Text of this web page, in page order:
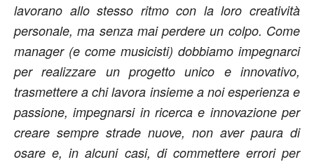
lavorano allo stesso ritmo con la loro creatività
personale, ma senza mai perdere un colpo. Come
manager (e come musicisti) dobbiamo impegnarci
per realizzare un progetto unico e innovativo,
trasmettere a chi lavora insieme a noi esperienza e
passione, impegnarsi in ricerca e innovazione per
creare sempre strade nuove, non aver paura di
osare e, in alcuni casi, di commettere errori per